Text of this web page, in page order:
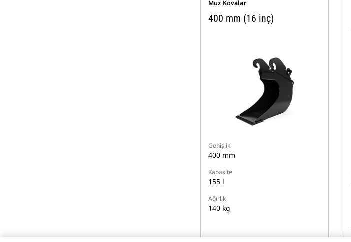
Muz Kovalar
400 mm (16 inç)
Genişlik
400 mm
Kapasite
155 l
Ağırlık
140 kg